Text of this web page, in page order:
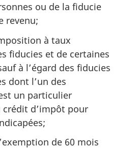
ou de la fiducie
revenu;
à taux
fiducies et de certaines
à l’égard des fiducies
dont l’un des
un particulier
crédit d’impôt pour
de 60 mois